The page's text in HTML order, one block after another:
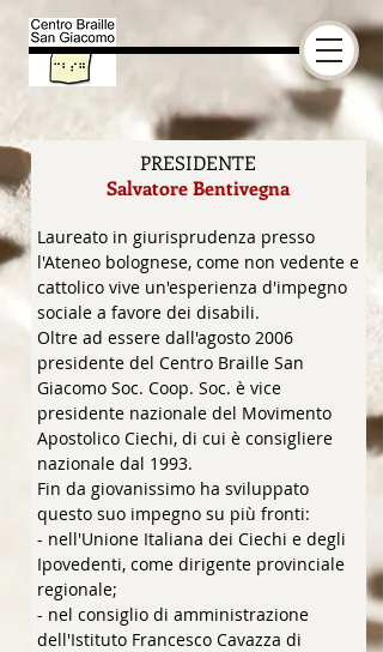
PRESIDENTE
Salvatore Bentivegna
Laureato in giurisprudenza presso
l'Ateneo bolognese, come non vedente e
cattolico vive un'esperienza d'impegno
sociale a favore dei disabili.
Oltre ad essere dall'agosto 2006
presidente del Centro Braille San
Giacomo Soc. Coop. Soc. è vice
presidente nazionale del Movimento
Apostolico Ciechi, di cui è consigliere
nazionale dal 1993.
Fin da giovanissimo ha sviluppato
questo suo impegno su più fronti:
- nell'Unione Italiana dei Ciechi e degli
Ipovedenti, come dirigente provinciale
regionale;
- nel consiglio di amministrazione
dell'Istituto Francesco Cavazza di